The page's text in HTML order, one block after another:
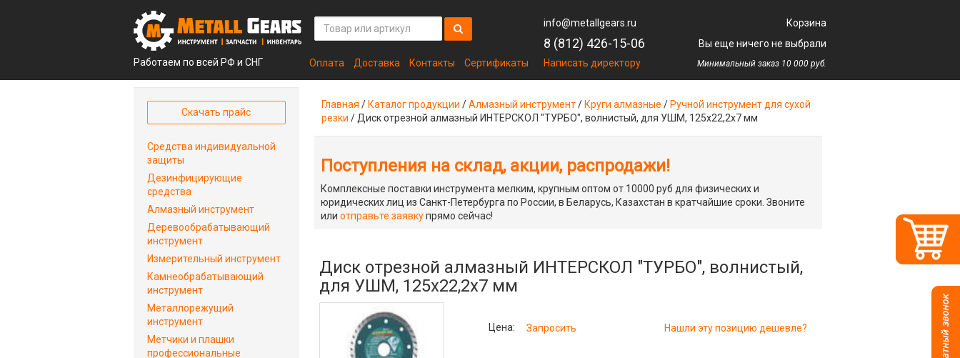
Работаем по всей РФ и СНГ Оплата Доставка Контакты Сертификаты
info@metallgears.ru
8 (812) 426-15-06
Написать директору
Корзина
Вы еще ничего не выбрали
Минимальный заказ 10 000 руб.
Главная / Каталог продукции /Алмазный инструмент/ Круги алмазные / Ручной инструмент для сухой
резки / Диск отрезной алмазный ИНТЕРСКОЛ "ТУРБО", волнистый, для УШМ, 125х22,2х7 мм
Поступления на склад, акции, распродажи!
Комплексные поставки инструмента мелким, крупным оптом от 10000 руб для физических и
юридических лиц из Санкт-Петербурга по России, в Беларусь, Казахстан в кратчайшие сроки. Звоните
или отправьте заявкупрямо сейчас!
Диск отрезной алмазный ИНТЕРСКОЛ "ТУРБО", волнистый,
для УШМ, 125х22,2х7 мм
Цена: Запросить Нашли эту позицию дешевле?
Скачать прайс
Средства индивидуальной
защиты
Дезинфицирующие
средства
Алмазный инструмент
Деревообрабатывающий
инструмент
Измерительный инструмент
Камнеобрабатывающий
инструмент
Металлорежущий
инструмент
Метчики и плашки
профессиональные